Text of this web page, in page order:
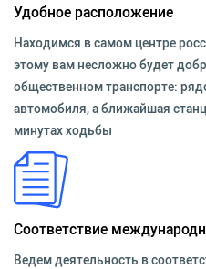
Удобное расположение
Находимся в самом центре
этому вам несложно будет
общественном транспорте:
автомобиля, а ближайшая
минутах ходьбы
Соответствие
Ведем деятельность в